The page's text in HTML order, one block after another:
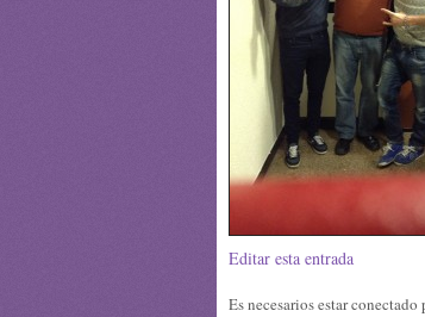
Editar esta entrada
Es necesarios estar